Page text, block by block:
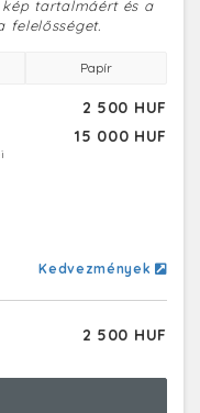
kép tartalmáért és a
felelősséget.
Papír
2 500 HUF
15 000 HUF
Kedvezmények
2 500 HUF